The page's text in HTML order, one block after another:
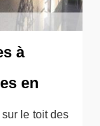
à
en
le toit des